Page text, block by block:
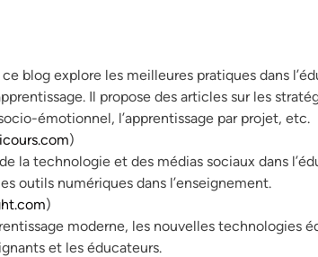
blog explore les meilleures pratiques dans
Il propose des articles sur les
émotionnel, l’apprentissage par projet, etc.
)
la technologie et des médias sociaux dans
outils numériques dans l’enseignement.
)
moderne, les nouvelles technologies
et les éducateurs.